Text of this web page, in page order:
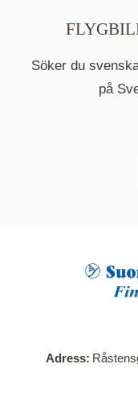
När du klickar på
Här visas en
Söker du
på
Adress